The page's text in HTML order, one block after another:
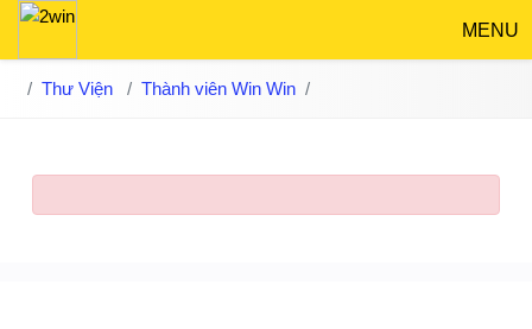
MENU
Thư Viện Thành viên Win Win